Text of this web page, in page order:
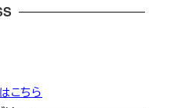
こちら